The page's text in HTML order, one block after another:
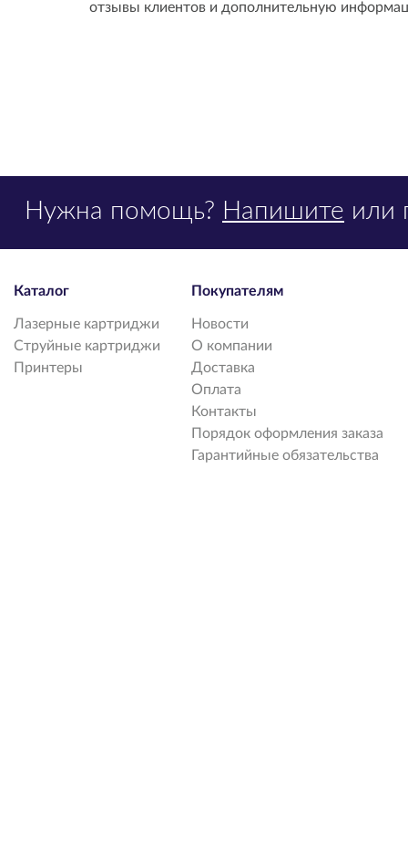
отзывы клиентов и дополнительную
Нужна помощь? Напишите или
Каталог
Лазерные картриджи
Струйные картриджи
Принтеры
Покупателям
Новости
О компании
Доставка
Оплата
Контакты
Порядок оформления заказа
Гарантийные обязательства